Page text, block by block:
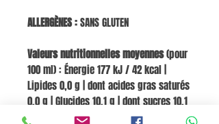
ALLERGÈNES :SANS GLUTEN
Valeurs nutritionnelles moyennes(pour
100 ml) : Énergie 177 kJ / 42 kcal |
Lipides 0,0 g | dont acides gras saturés
0,0 g | Glucides 10,1 g | dont sucres 10,1
g | Fibres 0,2 g | Protéines 0,2 g | Sel